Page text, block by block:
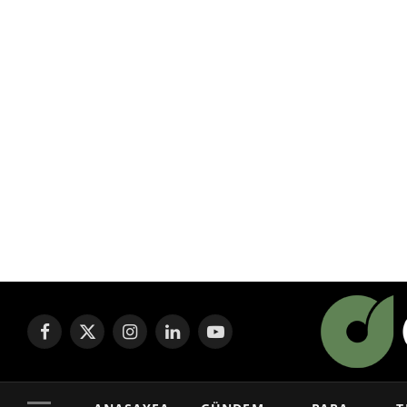
Facebook
X
InstagramLinkedInYouTube